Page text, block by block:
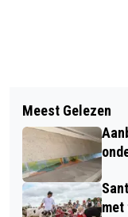
GEBOORTES
OVERLEDEN
Meest Gelezen